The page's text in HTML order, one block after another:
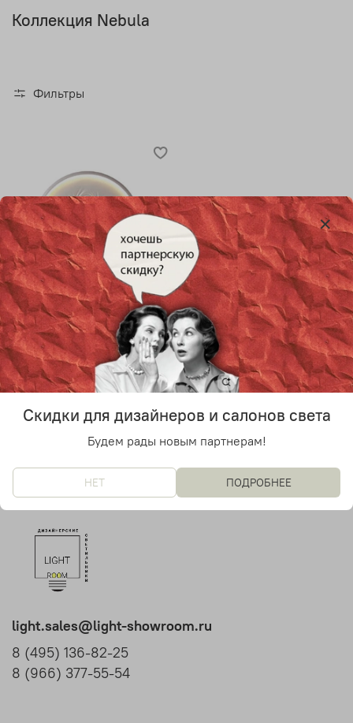
Коллекция Nebula
Фильтры
Настенно-потолочный
дизайнерский светильник
Nebula от Artemide
Для уточнения цены
свяжитесь с менеджером
light.sales@light-showroom.ru
8 (495) 136-82-25
8 (966) 377-55-54
Скидки для дизайнеров и салонов света
Будем рады новым партнерам!
НЕТ ПОДРОБНЕЕ